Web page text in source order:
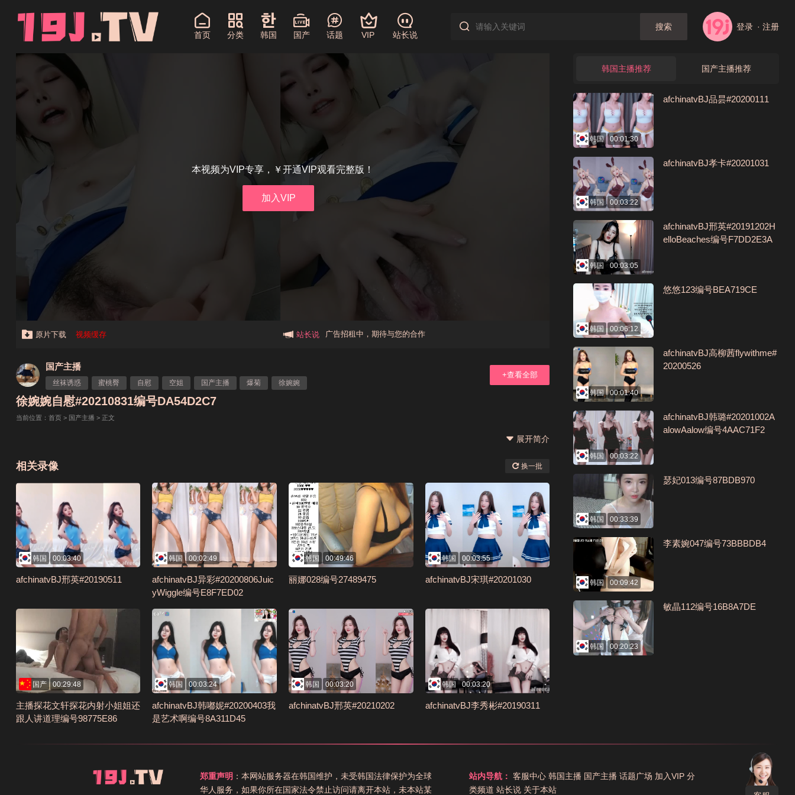
首页 分类 韩国 国产 话题 VIP 站长说
搜索 登录 · 注册
本视频为VIP专享，￥开通VIP观看完整版！
加入VIP
原片下载 视频缓存 站长说
本站大事件(19j网站发展历程)
广告招租中，期待与您的合作
国产主播
丝袜诱惑 蜜桃臀 自慰 空姐 国产主播 爆菊 徐婉婉
+查看全部
徐婉婉自慰#20210831编号DA54D2C7
当前位置： 首页 > 国产主播 > 正文
展开简介
相关录像 换一批
韩国 00:03:40
afchinatvBJ邢英#20190511
韩国 00:02:49
afchinatvBJ异彩#20200806Juic
yWiggle编号E8F7ED02
韩国 00:49:46
丽娜028编号27489475
韩国 00:03:55
afchinatvBJ宋琪#20201030
国产 00:29:48
主播探花文轩探花内射小姐姐还
跟人讲道理编号98775E86
韩国 00:03:24
afchinatvBJ韩嘟妮#20200403我
是艺术啊编号8A311D45
韩国 00:03:20
afchinatvBJ邢英#20210202
韩国 00:03:20
afchinatvBJ李秀彬#20190311
韩国主播推荐 国产主播推荐
韩国 00:01:30
afchinatvBJ品昙#20200111
韩国 00:03:22
afchinatvBJ孝卡#20201031
韩国 00:03:05
afchinatvBJ邢英#20191202H
elloBeaches编号F7DD2E3A
韩国 00:06:12
悠悠123编号BEA719CE
韩国 00:01:40
afchinatvBJ高柳茜flywithme#
20200526
韩国 00:03:22
afchinatvBJ韩璐#20201002A
alowAalow编号4AAC71F2
韩国 00:33:39
瑟妃013编号87BDB970
韩国 00:09:42
李素婉047编号73BBBDB4
韩国 00:20:23
敏晶112编号16B8A7DE
郑重声明 ：本网站服务器在韩国维护，未受韩国法律保护为全球
华人服务，如果你所在国家法令禁止访问请离开本站，未本站某
站内导航： 客服中心 韩国主播 国产主播 话题广场 加入VIP 分
类频道 站长说 关于本站